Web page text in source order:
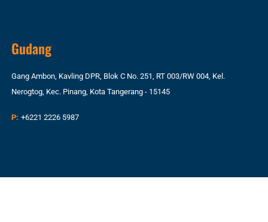
Gudang
Gang Ambon, Kavling DPR, Blok C No. 251, RT 003/RW 004, Kel.
Nerogtog, Kec. Pinang, Kota Tangerang - 15145
P: +6221 2226 5987